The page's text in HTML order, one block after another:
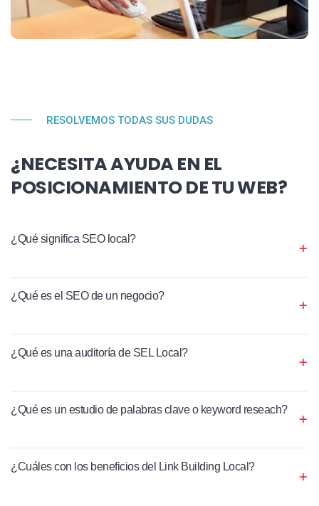
RESOLVEMOS TODAS SUS DUDAS
¿NECESITA AYUDA EN EL
POSICIONAMIENTO DE TU WEB?
¿Qué significa SEO local?
¿Qué es el SEO de un negocio?
¿Qué es una auditoría de SEL Local?
¿Qué es un estudio de palabras clave o keyword reseach?
¿Cuáles con los beneficios del Link Building Local?